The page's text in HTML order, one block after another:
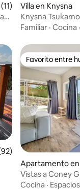
promedio: 4.91
Villa en Knysna
Knysna
Familiar · Cocina ·
promedio: 4.97
Favorito entre
Favorito entre
Apartamento en
Vistas a Coney
Cocina ·